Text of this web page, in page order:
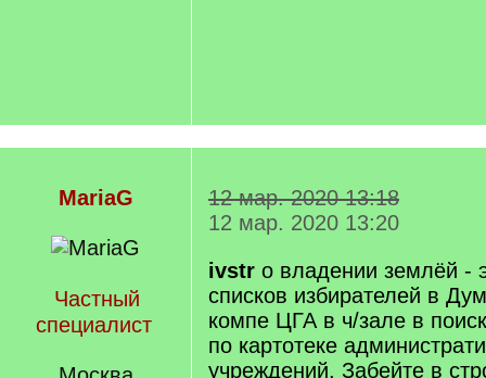
MariaG
Частный
специалист
12 мар. 2020 13:18
12 мар. 2020 13:20
ivstr о владении землёй -
списков избирателей в
компе ЦГА в ч/зале в
по картотеке
учреждений. Забейте в